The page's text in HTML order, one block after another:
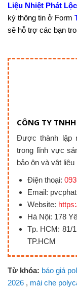
Liệu Nhiệt Phát Lộc
ký thông tin ở Form
sẽ hỗ trợ các bạn
CÔNG TY
Được thành lập
trong lĩnh vực
bảo ôn và vật
Điện thoại:
Email:
Website:
Hà Nội: 178
Tp. HCM: 81/
TP.HCM
Từ khóa: báo giá
2026 , mái che